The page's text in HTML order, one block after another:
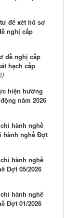
để xét hồ sơ
nghị cấp
đề nghị cấp
hạch cấp
hiện hưởng
năm 2026
hành nghề
hành nghề Đợt
hành nghề
Đợt 05/2026
hành nghề
Đợt 01/2026